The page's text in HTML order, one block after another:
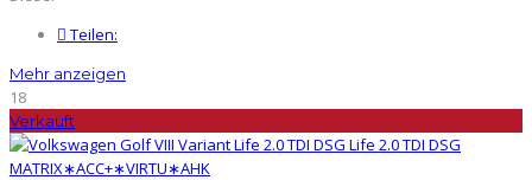
Teilen:
Mehr anzeigen
18
Verkauft